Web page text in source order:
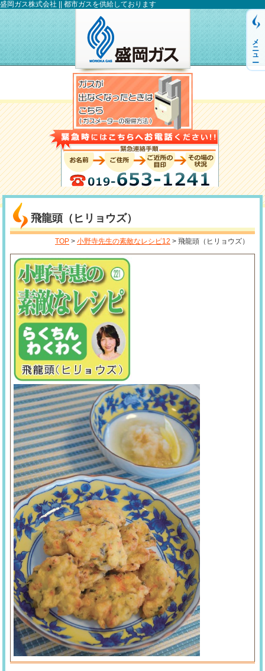
盛岡ガス株式会社 || 都市ガスを供給しております
メニュー
飛龍頭（ヒリョウズ）
TOP > 小野寺先生の素敵なレシピ12 > 飛龍頭（ヒリョウズ）